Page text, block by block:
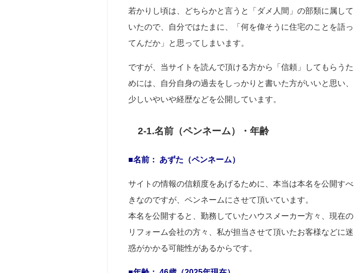
若かりし頃は、どちらかと言うと「ダメ人間」の部類に属して
いたので、自分ではたまに、「何を偉そうに住宅のことを語っ
てんだか」と思ってしまいます。
ですが、当サイトを読んで頂ける方から「信頼」してもらうた
めには、自分自身の過去をしっかりと書いた方がいいと思い、
少しいやいや経歴などを公開しています。
2-1.名前（ペンネーム）・年齢
■名前： あずた（ペンネーム）
サイトの情報の信頼度をあげるために、本当は本名を公開すべ
きなのですが、ペンネームにさせて頂いています。
本名を公開すると、勤務していたハウスメーカー方々、現在の
リフォーム会社の方々、私が担当させて頂いたお客様などに迷
惑がかかる可能性があるからです。